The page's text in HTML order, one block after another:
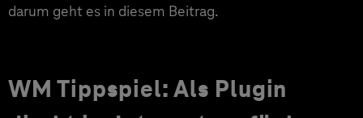
darum geht es in diesem Beitrag.
WM Tippspiel: Als Plugin